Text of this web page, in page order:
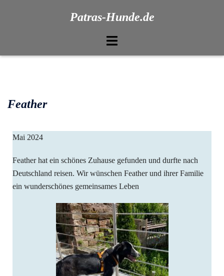
Patras-Hunde.de
Feather
Mai 2024
Feather hat ein schönes Zuhause gefunden und durfte nach
Deutschland reisen. Wir wünschen Feather und ihrer Familie
ein wunderschönes gemeinsames Leben